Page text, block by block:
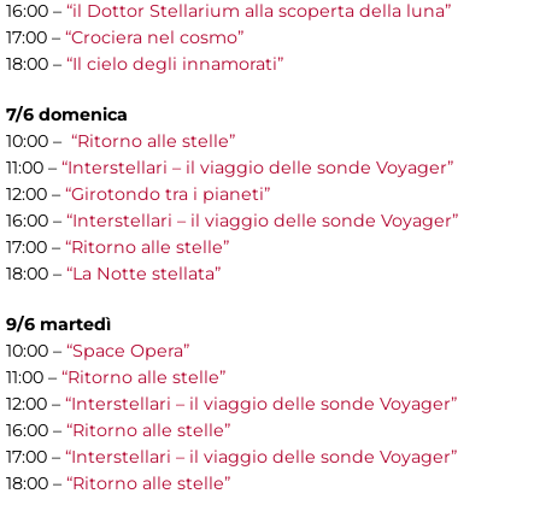
16:00 – “il Dottor Stellarium alla scoperta della luna”
17:00 – “Crociera nel cosmo”
18:00 – “Il cielo degli innamorati”
7/6 domenica
10:00 – “Ritorno alle stelle”
11:00 – “Interstellari – il viaggio delle sonde Voyager”
12:00 – “Girotondo tra i pianeti”
16:00 – “Interstellari – il viaggio delle sonde Voyager”
17:00 – “Ritorno alle stelle”
18:00 – “La Notte stellata”
9/6 martedì
10:00 – “Space Opera”
11:00 – “Ritorno alle stelle”
12:00 – “Interstellari – il viaggio delle sonde Voyager”
16:00 – “Ritorno alle stelle”
17:00 – “Interstellari – il viaggio delle sonde Voyager”
18:00 – “Ritorno alle stelle”